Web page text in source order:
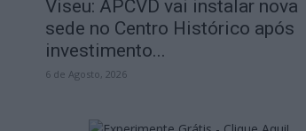
Viseu: APCVD vai instalar nova
sede no Centro Histórico após
investimento...
6 de Agosto, 2026